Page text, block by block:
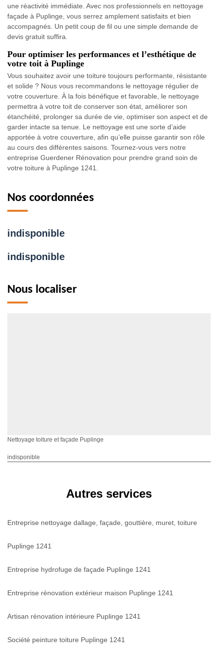
une réactivité immédiate. Avec nos professionnels en nettoyage
façade à Puplinge, vous serrez amplement satisfaits et bien
accompagnés. Un petit coup de fil ou une simple demande de
devis gratuit suffira.
Pour optimiser les performances et l’esthétique de
votre toit à Puplinge
Vous souhaitez avoir une toiture toujours performante, résistante
et solide ? Nous vous recommandons le nettoyage régulier de
votre couverture. À la fois bénéfique et favorable, le nettoyage
permettra à votre toit de conserver son état, améliorer son
étanchéité, prolonger sa durée de vie, optimiser son aspect et de
garder intacte sa tenue. Le nettoyage est une sorte d’aide
apportée à votre couverture, afin qu’elle puisse garantir son rôle
au cours des différentes saisons. Tournez-vous vers notre
entreprise Guerdener Rénovation pour prendre grand soin de
votre toiture à Puplinge 1241.
Nos coordonnées
indisponible
indisponible
Nous localiser
Nettoyage toiture et façade Puplinge
indisponible
Autres services
Entreprise nettoyage dallage, façade, gouttière, muret, toiture
Puplinge 1241
Entreprise hydrofuge de façade Puplinge 1241
Entreprise rénovation extérieur maison Puplinge 1241
Artisan rénovation intérieure Puplinge 1241
Société peinture toiture Puplinge 1241